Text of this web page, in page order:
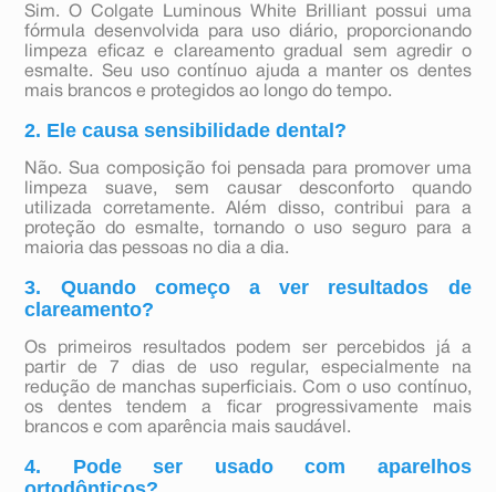
Sim. O Colgate Luminous White Brilliant possui uma
fórmula desenvolvida para uso diário, proporcionando
limpeza eficaz e clareamento gradual sem agredir o
esmalte. Seu uso contínuo ajuda a manter os dentes
mais brancos e protegidos ao longo do tempo.
2. Ele causa sensibilidade dental?
Não. Sua composição foi pensada para promover uma
limpeza suave, sem causar desconforto quando
utilizada corretamente. Além disso, contribui para a
proteção do esmalte, tornando o uso seguro para a
maioria das pessoas no dia a dia.
3. Quando começo a ver resultados de
clareamento?
Os primeiros resultados podem ser percebidos já a
partir de 7 dias de uso regular, especialmente na
redução de manchas superficiais. Com o uso contínuo,
os dentes tendem a ficar progressivamente mais
brancos e com aparência mais saudável.
4. Pode ser usado com aparelhos